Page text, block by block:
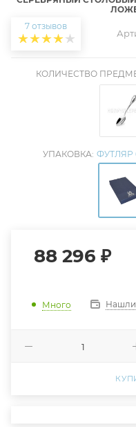
7 отзывов
КОЛИЧЕСТВО
УПАКОВКА: ФУТЛЯР
88 296 ₽
Много Нашли